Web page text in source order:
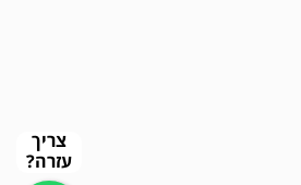
צריך
עזרה?